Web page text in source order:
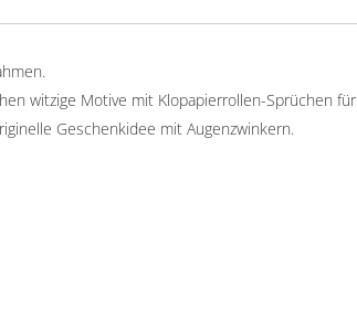
witzige Motive mit Klopapierrollen-Sprüchen für
Geschenkidee mit Augenzwinkern.